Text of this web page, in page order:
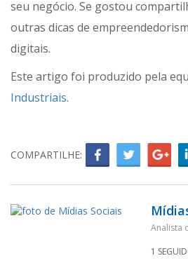
seu negócio. Se gostou
outras dicas de
digitais.
Este artigo foi produzido pela
Industriais.
COMPARTILHE:
Analista
1